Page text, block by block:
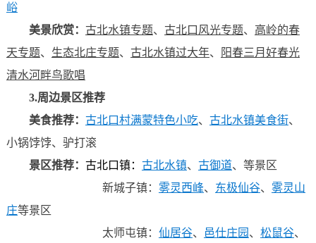
峪
美景欣赏： 古北水镇专题、 古北口风光专题、 高岭的春
天专题、 生态北庄专题、 古北水镇过大年、
阳春三月好春光
清水河畔鸟歌唱
3.周边景区推荐
美食推荐： 古北口村满蒙特色小吃、 古北水镇美食街、
小锅饽饽、 驴打滚
景区推荐： 古北口镇： 古北水镇、 古御道、 等景区
新城子镇： 雾灵西峰、 东极仙谷、 雾灵山
庄等景区
太师屯镇： 仙居谷、 邑仕庄园 、 松鼠谷、